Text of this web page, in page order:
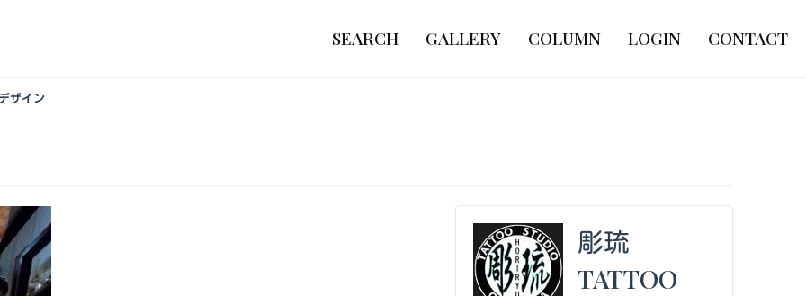
SEARCH GALLERY COLUMN LOGIN CONTACT
ザイン
彫琉
TATTOO